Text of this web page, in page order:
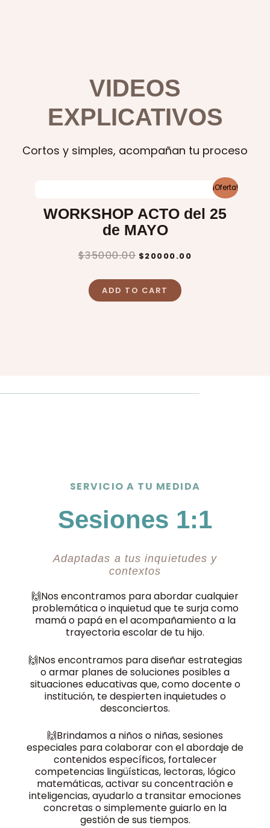
VIDEOS
EXPLICATIVOS
Cortos y simples, acompañan tu proceso
¡Oferta!
WORKSHOP ACTO del 25
de MAYO
$35000.00
$35000.00.
$20000.00
CURRENT
PRICE
$20000.00.
ADD TO CART
SERVICIO A TU MEDIDA
Sesiones 1:1
Adaptadas a tus inquietudes y
contextos
🙌Nos encontramos para abordar cualquier
problemática o inquietud que te surja como
mamá o papá en el acompañamiento a la
trayectoria escolar de tu hijo.
🙌Nos encontramos para diseñar estrategias
o armar planes de soluciones posibles a
situaciones educativas que, como docente o
institución, te despierten inquietudes o
desconciertos.
🙌Brindamos a niños o niñas, sesiones
especiales para colaborar con el abordaje de
contenidos específicos, fortalecer
competencias lingüísticas, lectoras, lógico
matemáticas, activar su concentración e
inteligencias, ayudarlo a transitar emociones
concretas o simplemente guiarlo en la
gestión de sus tiempos.